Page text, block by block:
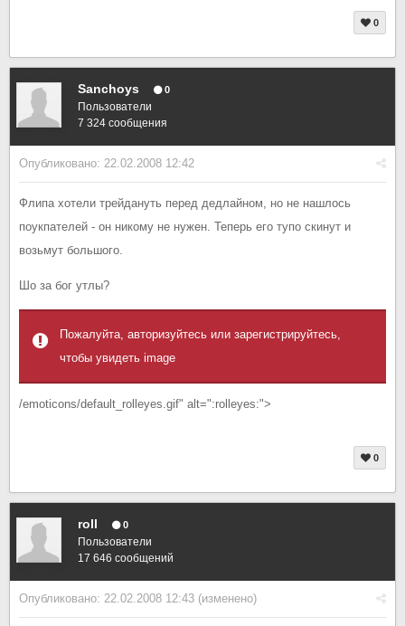
0
Sanchoys 0
Пользователи
7 324 сообщения
Опубликовано: 22.02.2008 12:42
Флипа хотели трейдануть перед дедлайном, но не нашлось
поукпателей - он никому не нужен. Теперь его тупо скинут и
возьмут большого.
Шо за бог утлы?
Пожалуйта, авторизуйтесь или зарегистрируйтесь,
чтобы увидеть image
/emoticons/default_rolleyes.gif" alt=":rolleyes:">
0
roll 0
Пользователи
17 646 сообщений
Опубликовано: 22.02.2008 12:43 (изменено)